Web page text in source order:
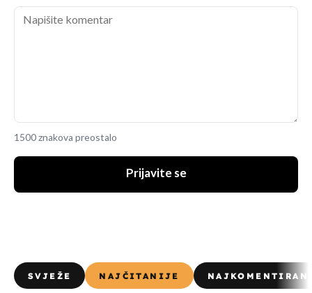
1500 znakova preostalo
Prijavite se
SVJEŽE NAJČITANIJE